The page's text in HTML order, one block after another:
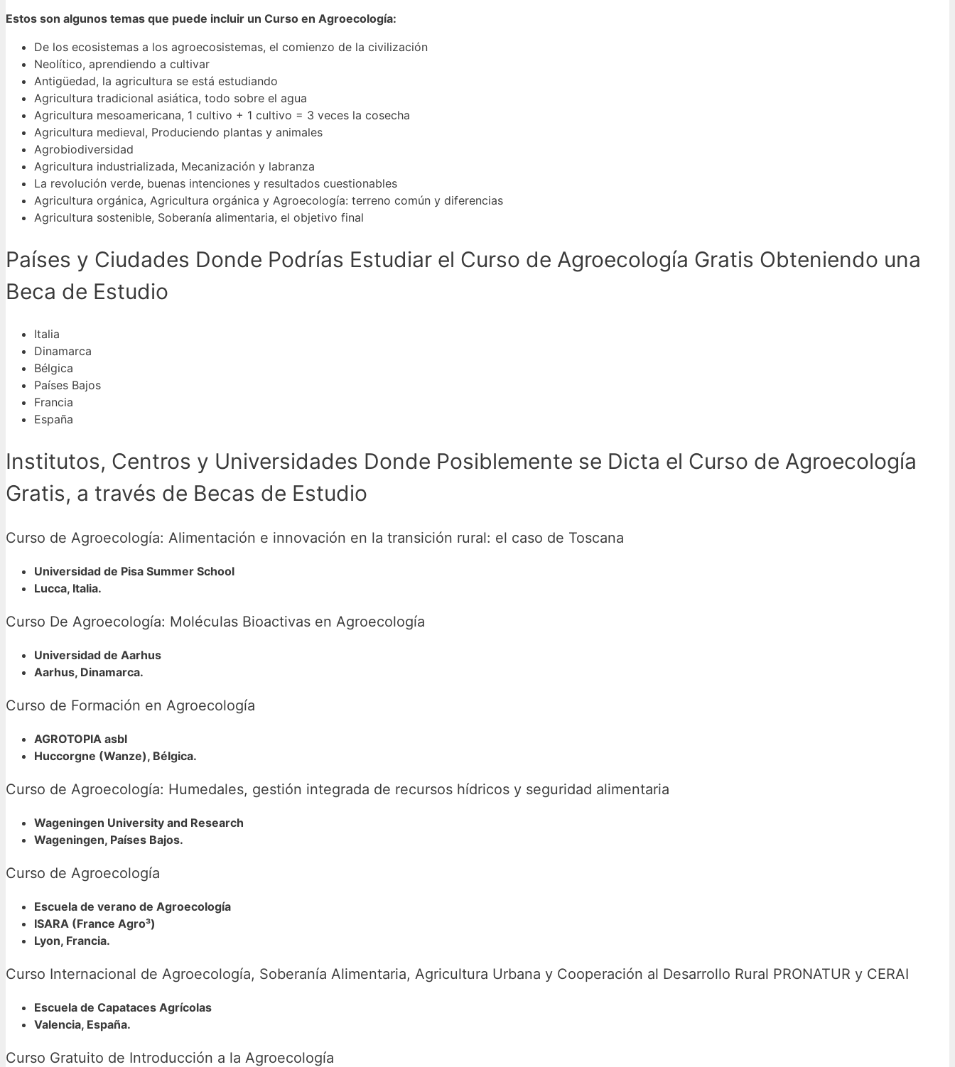
Estos son algunos temas que puede incluir un Curso en Agroecología:
De los ecosistemas a los agroecosistemas, el comienzo de la civilización
Neolítico, aprendiendo a cultivar
Antigüedad, la agricultura se está estudiando
Agricultura tradicional asiática, todo sobre el agua
Agricultura mesoamericana, 1 cultivo + 1 cultivo = 3 veces la cosecha
Agricultura medieval, Produciendo plantas y animales
Agrobiodiversidad
Agricultura industrializada, Mecanización y labranza
La revolución verde, buenas intenciones y resultados cuestionables
Agricultura orgánica, Agricultura orgánica y Agroecología: terreno común y diferencias
Agricultura sostenible, Soberanía alimentaria, el objetivo final
Países y Ciudades Donde Podrías Estudiar el Curso de Agroecología Gratis Obteniendo una
Beca de Estudio
Italia
Dinamarca
Bélgica
Países Bajos
Francia
España
Institutos, Centros y Universidades Donde Posiblemente se Dicta el Curso de Agroecología
Gratis, a través de Becas de Estudio
Curso de Agroecología: Alimentación e innovación en la transición rural: el caso de Toscana
Universidad de Pisa Summer School
Lucca, Italia.
Curso De Agroecología: Moléculas Bioactivas en Agroecología
Universidad de Aarhus
Aarhus, Dinamarca.
Curso de Formación en Agroecología
AGROTOPIA asbl
Huccorgne (Wanze), Bélgica.
Curso de Agroecología: Humedales, gestión integrada de recursos hídricos y seguridad alimentaria
Wageningen University and Research
Wageningen, Países Bajos.
Curso de Agroecología
Escuela de verano de Agroecología
ISARA (France Agro³)
Lyon, Francia.
Curso Internacional de Agroecología, Soberanía Alimentaria, Agricultura Urbana y Cooperación al Desarrollo Rural PRONATUR y CERAI
Escuela de Capataces Agrícolas
Valencia, España.
Curso Gratuito de Introducción a la Agroecología